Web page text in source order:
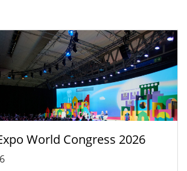
World Congress 2026